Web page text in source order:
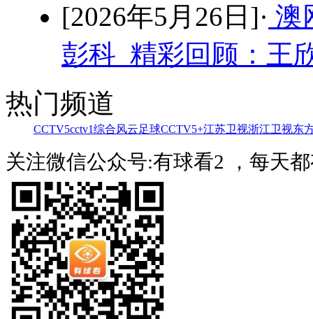
[2026年5月26日]· 澳
彭科 精彩回顾：王
热门频道
CCTV5cctv1综合风云足球CCTV5+江苏卫视浙江卫视东
关注微信公众号:有球看2 ，每天